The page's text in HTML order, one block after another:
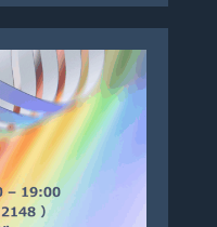
and predicting
with fibrotic
です。 喫煙歴の
肺気腫や喫煙に関連
病理学的なUIP（通
とが難しい場合が
ける次の3所見に着
整な線状影 I：（下
膜直下の網状影 そ
プルな「U-I-Pスコ